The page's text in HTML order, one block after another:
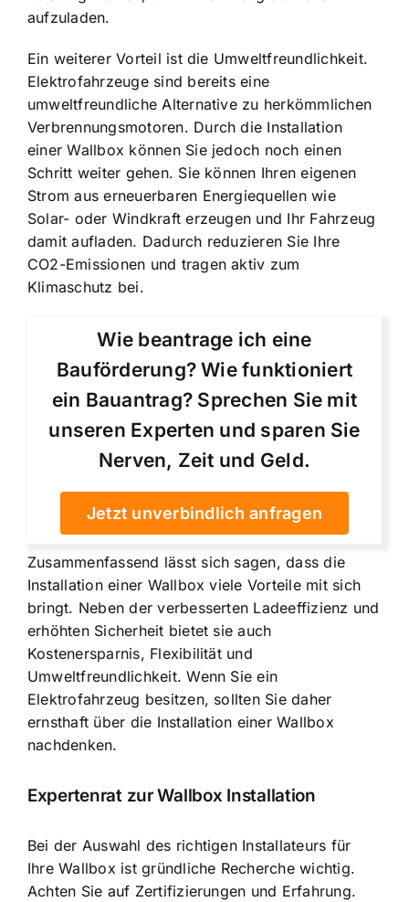
aufzuladen.
Ein weiterer Vorteil ist die Umweltfreundlichkeit.
Elektrofahrzeuge sind bereits eine
umweltfreundliche Alternative zu herkömmlichen
Verbrennungsmotoren. Durch die Installation
einer Wallbox können Sie jedoch noch einen
Schritt weiter gehen. Sie können Ihren eigenen
Strom aus erneuerbaren Energiequellen wie
Solar- oder Windkraft erzeugen und Ihr Fahrzeug
damit aufladen. Dadurch reduzieren Sie Ihre
CO2-Emissionen und tragen aktiv zum
Klimaschutz bei.
Wie beantrage ich eine
Bauförderung? Wie funktioniert
ein Bauantrag? Sprechen Sie mit
unseren Experten und sparen Sie
Nerven, Zeit und Geld.
Jetzt unverbindlich anfragen
Zusammenfassend lässt sich sagen, dass die
Installation einer Wallbox viele Vorteile mit sich
bringt. Neben der verbesserten Ladeeffizienz und
erhöhten Sicherheit bietet sie auch
Kostenersparnis, Flexibilität und
Umweltfreundlichkeit. Wenn Sie ein
Elektrofahrzeug besitzen, sollten Sie daher
ernsthaft über die Installation einer Wallbox
nachdenken.
Expertenrat zur Wallbox Installation
Bei der Auswahl des richtigen Installateurs für
Ihre Wallbox ist gründliche Recherche wichtig.
Achten Sie auf Zertifizierungen und Erfahrung.